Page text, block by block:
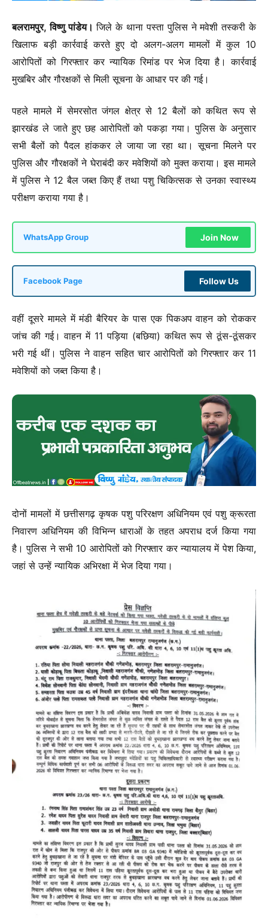
बलरामपुर, विष्णु पांडेय। जिले के थाना पस्ता पुलिस ने मवेशी तस्करी के
खिलाफ बड़ी कार्रवाई करते हुए दो अलग-अलग मामलों में कुल 10
आरोपितों को गिरफ्तार कर न्यायिक रिमांड पर भेज दिया है। कार्रवाई
मुखबिर और गौरक्षकों से मिली सूचना के आधार पर की गई।
पहले मामले में सेमरसोत जंगल क्षेत्र से 12 बैलों को कथित रूप से
झारखंड ले जाते हुए छह आरोपितों को पकड़ा गया। पुलिस के अनुसार
सभी बैलों को पैदल हांककर ले जाया जा रहा था। सूचना मिलने पर
पुलिस और गौरक्षकों ने घेराबंदी कर मवेशियों को मुक्त कराया। इस मामले
में पुलिस ने 12 बैल जब्त किए हैं तथा पशु चिकित्सक से उनका स्वास्थ्य
परीक्षण कराया गया है।
WhatsApp Group Join Now
Facebook Page Follow Us
वहीं दूसरे मामले में मंडी बैरियर के पास एक पिकअप वाहन को रोककर
जांच की गई। वाहन में 11 पड़िया (बछिया) कथित रूप से ठूंस-ठूंसकर
भरी गई थीं। पुलिस ने वाहन सहित चार आरोपितों को गिरफ्तार कर 11
मवेशियों को जब्त किया है।
दोनों मामलों में छत्तीसगढ़ कृषक पशु परिरक्षण अधिनियम एवं पशु क्रूरता
निवारण अधिनियम की विभिन्न धाराओं के तहत अपराध दर्ज किया गया
है। पुलिस ने सभी 10 आरोपितों को गिरफ्तार कर न्यायालय में पेश किया,
जहां से उन्हें न्यायिक अभिरक्षा में भेज दिया गया।